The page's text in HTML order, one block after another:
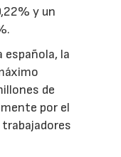
y un
española, la
de
por el